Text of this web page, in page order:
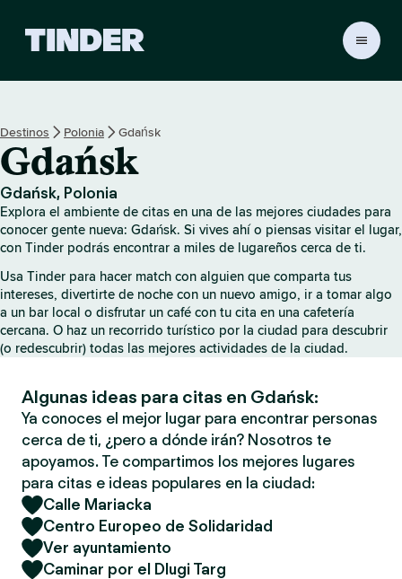
o
i
n
d
r
Destinos Polonia Gdańsk
Gdańsk
Gdańsk, Polonia
Explora el ambiente de citas en una de las mejores ciudades para
conocer gente nueva: Gdańsk. Si vives ahí o piensas visitar el lugar,
con Tinder podrás encontrar a miles de lugareños cerca de ti.
Usa Tinder para hacer match con alguien que comparta tus
intereses, divertirte de noche con un nuevo amigo, ir a tomar algo
a un bar local o disfrutar un café con tu cita en una cafetería
cercana. O haz un recorrido turístico por la ciudad para descubrir
(o redescubrir) todas las mejores actividades de la ciudad.
Algunas ideas para citas en Gdańsk:
Ya conoces el mejor lugar para encontrar personas
cerca de ti, ¿pero a dónde irán? Nosotros te
apoyamos. Te compartimos los mejores lugares
para citas e ideas populares en la ciudad:
Calle Mariacka
Centro Europeo de Solidaridad
Ver ayuntamiento
Caminar por el Dlugi Targ